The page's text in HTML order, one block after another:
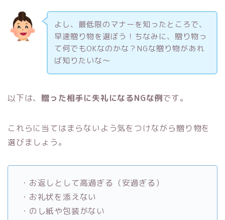
よし、最低限のマナーを知ったところで、
早速贈り物を選ぼう！ちなみに、贈り物っ
て何でもOKなのかな？NGな贈り物があれ
ば知りたいな〜
以下は、 贈った相手に失礼になるNGな例です。
これらに当てはまらないよう気をつけながら贈り物を
選びましょう。
・お返しとして高過ぎる（安過ぎる）
・お礼状を添えない
・のし紙や包装がない